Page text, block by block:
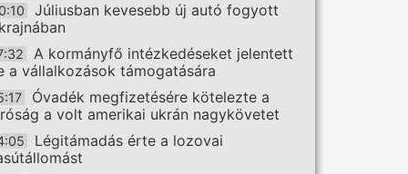
Júliusban kevesebb új autó fogyott
A kormányfő intézkedéseket jelentett
a vállalkozások támogatására
Óvadék megfizetésére kötelezte a
a volt amerikai ukrán nagykövetet
Légitámadás érte a lozovai